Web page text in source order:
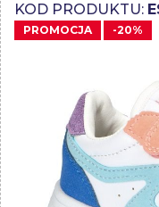
KOD PRODUKTU:
PROMOCJA -20%